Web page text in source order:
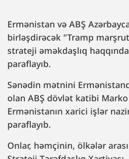
Ermənistan və ABŞ
birləşdirəcək "Tramp
strateji əməkdaşlıq
paraflayıb.
Sənədin mətnini
olan ABŞ dövlət katibi
Ermənistanın xarici işlər
paraflayıb.
Onlar, həmçinin, ölkələr